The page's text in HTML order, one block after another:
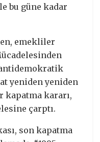
bu güne kadar
emekliler
yeniden yeniden
kapatma kararı,
çarptı.
son kapatma